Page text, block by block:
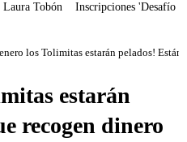
Laura Tobón Inscripciones 'Desafío'
los Tolimitas estarán pelados!
estarán
recogen dinero